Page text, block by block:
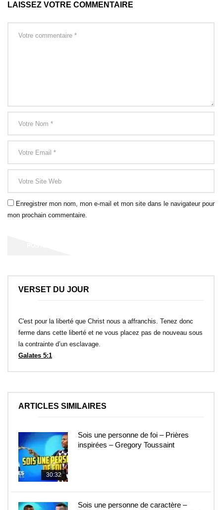
LAISSEZ VOTRE COMMENTAIRE
Enregistrer mon nom, mon e-mail et mon site dans le navigateur pour
mon prochain commentaire.
VERSET DU JOUR
C'est pour la liberté que Christ nous a affranchis. Tenez donc
ferme dans cette liberté et ne vous placez pas de nouveau sous
la contrainte d’un esclavage.
Galates 5:1
ARTICLES SIMILAIRES
30:32
Sois une personne de foi – Prières
inspirées – Gregory Toussaint
Sois une personne de caractère –